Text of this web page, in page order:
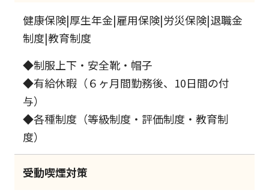
健康保険|厚生年金|雇用保険|労災保険|退職金
制度|教育制度
◆制服上下・安全靴・帽子
◆有給休暇（６ヶ月間勤務後、10日間の付
与）
◆各種制度（等級制度・評価制度・教育制
度）
受動喫煙対策